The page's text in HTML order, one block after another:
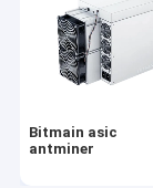
Mijnwerker
Harde
Bitmain asic
antminer